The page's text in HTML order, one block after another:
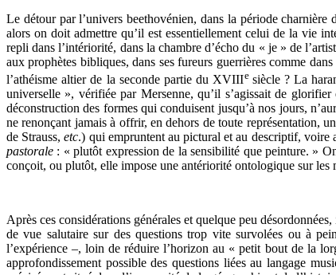
Le détour par l’univers beethovénien, dans la période charnière
alors on doit admettre qu’il est essentiellement celui de la vie
repli dans l’intériorité, dans la chambre d’écho du « je » de
aux prophètes bibliques, dans ses fureurs guerrières comme
l’athéisme altier de la seconde partie du XVIIIe siècle ? La
universelle », vérifiée par Mersenne, qu’il s’agissait de
déconstruction des formes qui conduisent jusqu’à nos jours,
ne renonçant jamais à offrir, en dehors de toute représentation,
de Strauss,etc.) qui empruntent au pictural et au descriptif, voire
pastorale : « plutôt expression de la sensibilité que peinture. »
conçoit, ou plutôt, elle impose une antériorité ontologique sur les
Après ces considérations générales et quelque peu
de vue salutaire sur des questions trop vite survolées ou à
l’expérience –, loin de réduire l’horizon au « petit bout de la
approfondissement possible des questions liées au langage